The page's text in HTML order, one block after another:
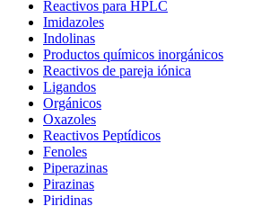
Reactivos para HPLC
Imidazoles
Indolinas
Productos químicos inorgánicos
Reactivos de pareja iónica
Ligandos
Orgánicos
Oxazoles
Reactivos Peptídicos
Fenoles
Piperazinas
Pirazinas
Piridinas